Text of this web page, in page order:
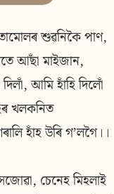
শুৱনিকৈ পাণ,
আছাঁ মাইজান,
দিলাঁ, আমি হাঁহি দিলোঁ
খলকনিত
হাঁহ উৰি গʼলগৈ।।
চেনেহ মিহলাই